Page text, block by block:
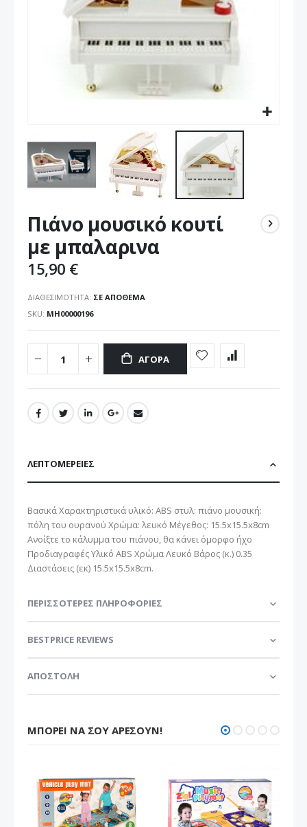
στην
αρχή
της
συλλογής
εικόνων
Πιάνο μουσικό κουτί
με μπαλαρινα
15,90 €
ΔΙΑΘΕΣΙΜΌΤΗΤΑ: ΣΕ ΑΠΌΘΕΜΑ
SKU ΜΗ00000196
ΑΓΟΡΆ
ΛΕΠΤΟΜΈΡΕΙΕΣ
Βασικά Χαρακτηριστικά υλικό: ABS στυλ: πιάνο μουσική:
πόλη του ουρανού Χρώμα: λευκό Μέγεθος: 15.5x15.5x8cm
Ανοίξτε το κάλυμμα του πιάνου, θα κάνει όμορφο ήχο
Προδιαγραφές Υλικό ABS Χρώμα Λευκό Βάρος (κ.) 0.35
Διαστάσεις (εκ) 15.5x15.5x8cm.
ΠΕΡΙΣΣΌΤΕΡΕΣ ΠΛΗΡΟΦΟΡΊΕΣ
BESTPRICE REVIEWS
ΑΠΟΣΤΟΛΗ
ΜΠΟΡΕΊ ΝΑ ΣΟΥ ΑΡΈΣΟΥΝ!